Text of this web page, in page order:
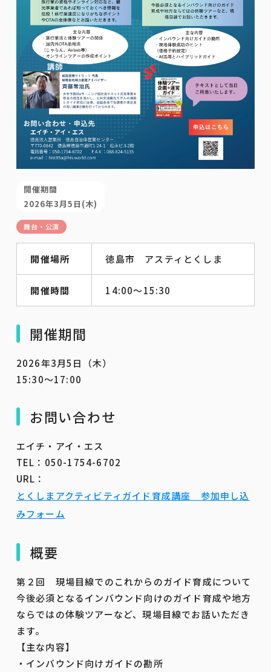
開催期間
2026年3月5日(木)
舞台・公演
開催場所 徳島市 アスティとくしま
開催時間 14:00～15:30
開催期間
2026年3月5日（木）
15:30～17:00
お問い合わせ
エイチ・アイ・エス
TEL：050-1754-6702
URL：
とくしまアクティビティガイド育成講座 参加申し込
みフォーム
概要
第２回 現場目線でのこれからのガイド育成について
今後必須となるインバウンド向けのガイド育成や地方
ならではの体験ツアーなど、現場目線でお話いただき
ます。
【主な内容】
・インバウンド向けガイドの勘所